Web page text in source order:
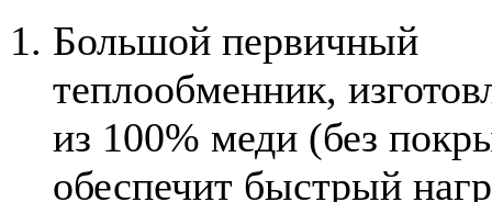
Большой первичный
теплообменник,
из 100% меди (без
обеспечит быстрый